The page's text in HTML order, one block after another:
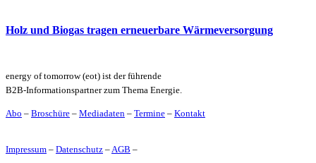
Holz und Biogas tragen erneuerbare Wärmeversorgung
energy of tomorrow (eot) ist der führende
B2B-Informationspartner zum Thema Energie.
Abo – Broschüre – Mediadaten – Termine – Kontakt
Impressum – Datenschutz – AGB –